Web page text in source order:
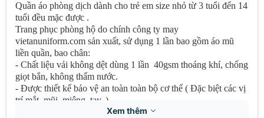
Quần áo phòng dịch dành cho trẻ em size nhỏ từ 3 tuổi đến 14
tuổi đều mặc được .
Trang phục phòng hộ do chính công ty may
vietanuniform.com sản xuất, sử dụng 1 lần bao gồm áo mũ
liền quần, bao chân:
- Chất liệu vải không dệt dùng 1 lần 40gsm thoáng khí, chống
giọt bắn, không thấm nước.
- Được thiết kế bảo vệ an toàn toàn bộ cơ thể ( Đặc biệt các vị
trí mắt, mũi, miệng, tay..)
- Bảo vệ tuyệt đối khỏi các loại virus trong môi trường.
Xem thêm